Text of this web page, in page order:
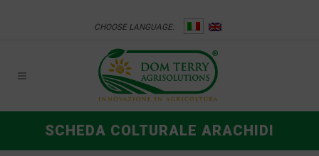
CHOOSE LANGUAGE:
SCHEDA COLTURALE ARACHIDI